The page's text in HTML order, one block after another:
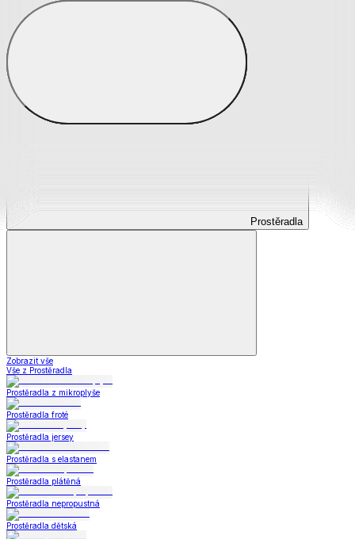
Prostěradla
Prostěradla
Zobrazit vše
Vše z Prostěradla
Prostěradla z mikroplyše
Prostěradla froté
Prostěradla jersey
Prostěradla s elastanem
Prostěradla plátěná
Prostěradla nepropustná
Prostěradla dětská